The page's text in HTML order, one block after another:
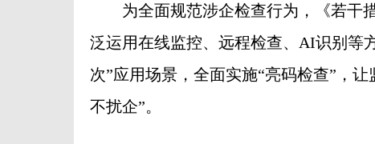
为全面规范涉企检查行为，《若干
泛运用在线监控、远程检查、AI识别等
次”应用场景，全面实施“亮码检查”，
不扰企”。